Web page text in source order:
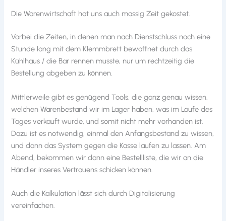
Die Warenwirtschaft hat uns auch massig Zeit gekostet.
Vorbei die Zeiten, in denen man nach Dienstschluss noch eine
Stunde lang mit dem Klemmbrett bewaffnet durch das
Kühlhaus / die Bar rennen musste, nur um rechtzeitig die
Bestellung abgeben zu können.
Mittlerweile gibt es genügend Tools, die ganz genau wissen,
welchen Warenbestand wir im Lager haben, was im Laufe des
Tages verkauft wurde, und somit nicht mehr vorhanden ist.
Dazu ist es notwendig, einmal den Anfangsbestand zu wissen,
und dann das System gegen die Kasse laufen zu lassen. Am
Abend, bekommen wir dann eine Bestellliste, die wir an die
Händler inseres Vertrauens schicken können.
Auch die Kalkulation lässt sich durch Digitalisierung
vereinfachen.